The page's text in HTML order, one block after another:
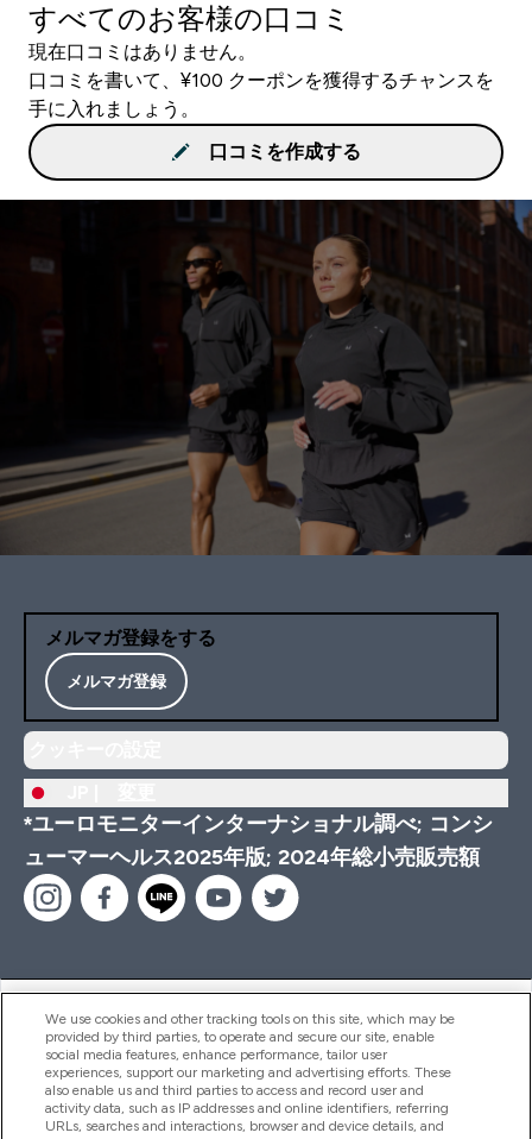
すべてのお客様の口コミ
現在口コミはありません。
口コミを書いて、¥100 クーポンを獲得するチャンスを
手に入れましょう。
口コミを作成する
メルマガ登録をする
メルマガ登録
*ユーロモニターインターナショナル調べ; コンシ
ューマーヘルス2025年版; 2024年総小売販売額
ヘルプ＆ガイド
商品について
We use cookies and other tracking tools on this site, which may be
provided by third parties, to operate and secure our site, enable
social media features, enhance performance, tailor user
experiences, support our marketing and advertising efforts. These
also enable us and third parties to access and record user and
activity data, such as IP addresses and online identifiers, referring
URLs, searches and interactions, browser and device details, and